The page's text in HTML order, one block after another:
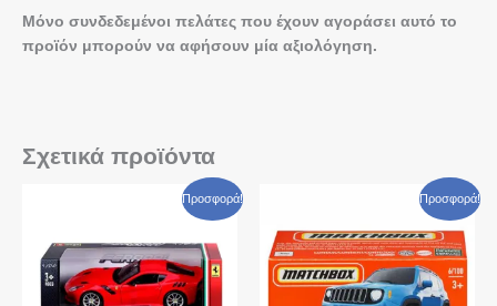
Μόνο συνδεδεμένοι πελάτες που έχουν αγοράσει αυτό το
προϊόν μπορούν να αφήσουν μία αξιολόγηση.
Σχετικά προϊόντα
Προσφορά!
€ 29,90.είναι:
€ 24,90.
Προσφορά!
was:
€ 3,80.
τιμή
είναι:
€ 2,50.